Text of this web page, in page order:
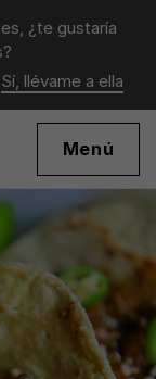
, ¿te gustaría
Sí, llévame a ella
Menú